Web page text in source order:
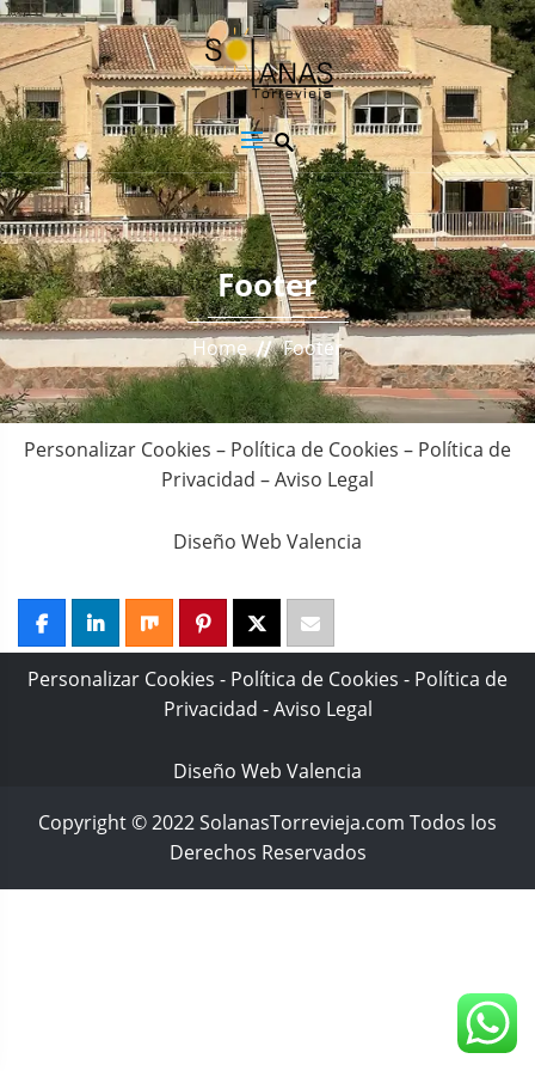
Footer
Home Footer
Personalizar Cookies – Política de Cookies – Política de
Privacidad –Aviso Legal
Diseño Web Valencia
Personalizar Cookies - Política de Cookies - Política de
Privacidad -Aviso Legal
Diseño Web Valencia
Copyright © 2022 SolanasTorrevieja.com Todos los
Derechos Reservados